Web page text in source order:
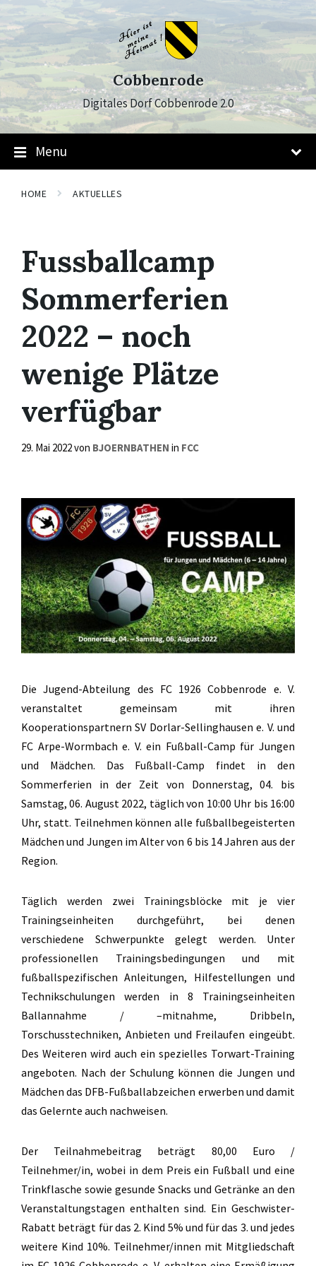
Skip
to
content
Skip
to
main
navigation
Skip
to
footer
Cobbenrode
Digitales Dorf Cobbenrode 2.0
Menu
HOME AKTUELLES
Fussballcamp
Sommerferien
2022 – noch
wenige Plätze
verfügbar
29. Mai 2022von BJOERNBATHEN in FCC
Die Jugend-Abteilung des FC 1926 Cobbenrode e. V.
veranstaltet gemeinsam mit ihren
Kooperationspartnern SV Dorlar-Sellinghausen e. V. und
FC Arpe-Wormbach e. V. ein Fußball-Camp für Jungen
und Mädchen. Das Fußball-Camp findet in den
Sommerferien in der Zeit von Donnerstag, 04. bis
Samstag, 06. August 2022, täglich von 10:00 Uhr bis 16:00
Uhr, statt. Teilnehmen können alle fußballbegeisterten
Mädchen und Jungen im Alter von 6 bis 14 Jahren aus der
Region.
Täglich werden zwei Trainingsblöcke mit je vier
Trainingseinheiten durchgeführt, bei denen
verschiedene Schwerpunkte gelegt werden. Unter
professionellen Trainingsbedingungen und mit
fußballspezifischen Anleitungen, Hilfestellungen und
Technikschulungen werden in 8 Trainingseinheiten
Ballannahme / –mitnahme, Dribbeln,
Torschusstechniken, Anbieten und Freilaufen eingeübt.
Des Weiteren wird auch ein spezielles Torwart-Training
angeboten. Nach der Schulung können die Jungen und
Mädchen das DFB-Fußballabzeichen erwerben und damit
das Gelernte auch nachweisen.
Der Teilnahmebeitrag beträgt 80,00 Euro /
Teilnehmer/in, wobei in dem Preis ein Fußball und eine
Trinkflasche sowie gesunde Snacks und Getränke an den
Veranstaltungstagen enthalten sind. Ein Geschwister-
Rabatt beträgt für das 2. Kind 5% und für das 3. und jedes
weitere Kind 10%. Teilnehmer/innen mit Mitgliedschaft